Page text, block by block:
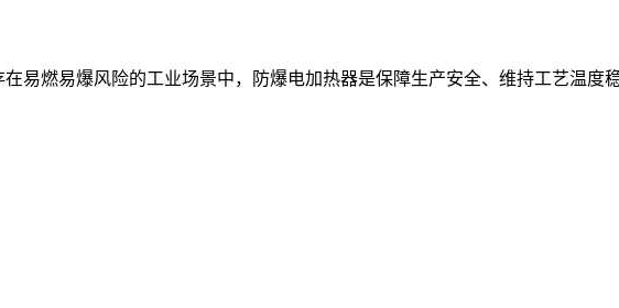
易燃易爆风险的工业场景中，防爆电加热器是保障生产安全、维持工艺温度